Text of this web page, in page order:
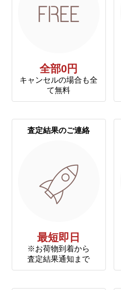
全部0円
キャンセルの場合も全
て無料
査定結果のご連絡
最短即日
※お荷物到着から
査定結果通知まで